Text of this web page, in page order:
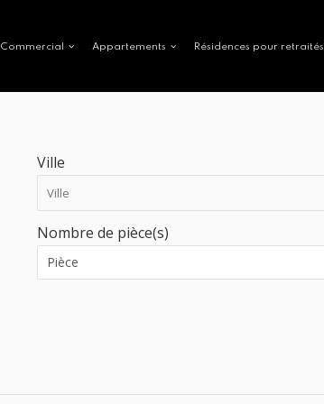
Commercial Appartements Résidences pour retraités
Ville
Nombre de pièce(s)